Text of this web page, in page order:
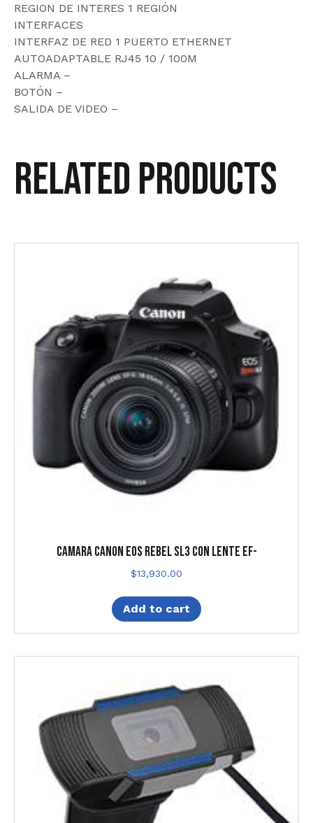
REGION DE INTERES 1 REGIÓN
INTERFACES
INTERFAZ DE RED 1 PUERTO ETHERNET
AUTOADAPTABLE RJ45 10 / 100M
ALARMA –
BOTÓN –
SALIDA DE VIDEO –
Related products
CAMARA CANON EOS REBEL SL3 CON LENTE EF-
$13,930.00
Add to cart